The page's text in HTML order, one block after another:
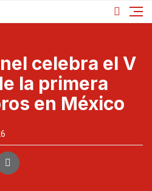
celebra el V
la primera
en México